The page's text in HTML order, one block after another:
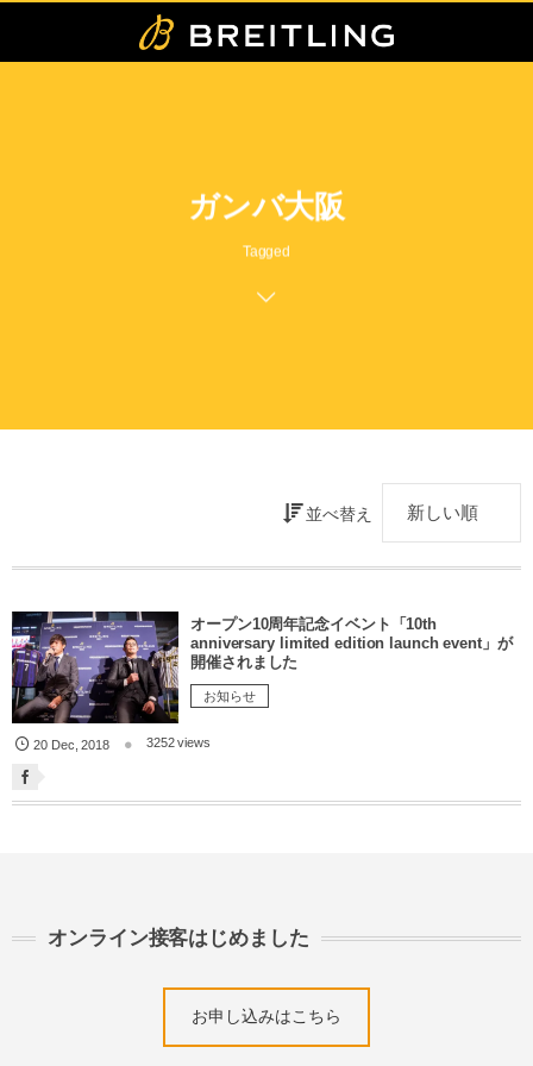
ガンバ大阪
Tagged
並べ替え
オープン10周年記念イベント「10th
anniversary limited edition launch event」が
開催されました
お知らせ
20 Dec ,2018 3252 views
オンライン接客はじめました
お申し込みはこちら